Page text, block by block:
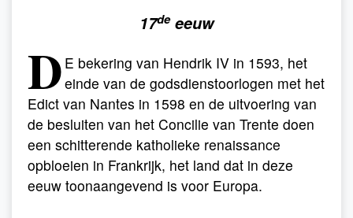
17deeeuw
D E bekering van Hendrik IV in 1593, het
einde van de godsdienstoorlogen met het
Edict van Nantes in 1598 en de uitvoering van
de besluiten van het Concilie van Trente doen
een schitterende katholieke renaissance
opbloeien in Frankrijk, het land dat in deze
eeuw toonaangevend is voor Europa.